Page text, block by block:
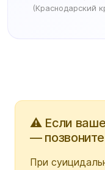
(Краснодарский
⚠️ Если ваше
—
При